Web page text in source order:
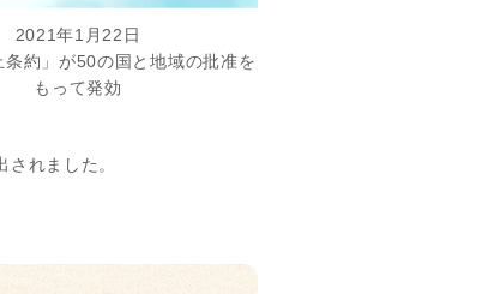
2021年1月22日
条約」が50の国と地域の批准を
もって発効
れました。